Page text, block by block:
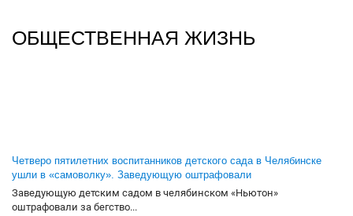
ОБЩЕСТВЕННАЯ ЖИЗНЬ
Четверо пятилетних воспитанников детского сада в Челябинске
ушли в «самоволку». Заведующую оштрафовали
Заведующую детским садом в челябинском «Ньютон»
оштрафовали за бегство...